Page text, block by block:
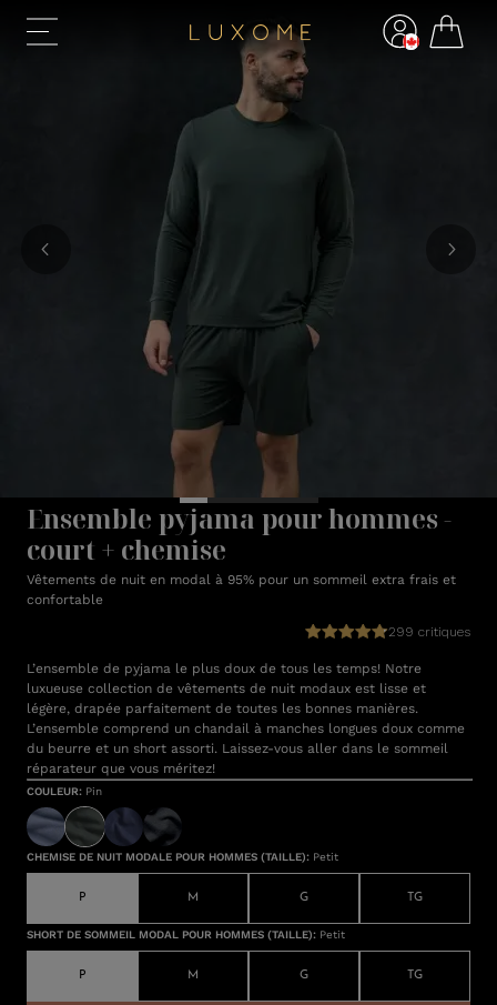
Ensemble pyjama pour hommes -
court + chemise
Vêtements de nuit en modal à 95% pour un sommeil extra frais et
confortable
299 critiques
L’ensemble de pyjama le plus doux de tous les temps! Notre
luxueuse collection de vêtements de nuit modaux est lisse et
légère, drapée parfaitement de toutes les bonnes manières.
L’ensemble comprend un chandail à manches longues doux comme
du beurre et un short assorti. Laissez-vous aller dans le sommeil
réparateur que vous méritez!
COULEUR: Pin
CHEMISE DE NUIT MODALE POUR HOMMES (TAILLE): Petit
P M G TG
SHORT DE SOMMEIL MODAL POUR HOMMES (TAILLE): Petit
P M G TG